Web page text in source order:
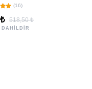
(16)
518,50 ₺
DAHİLDİR